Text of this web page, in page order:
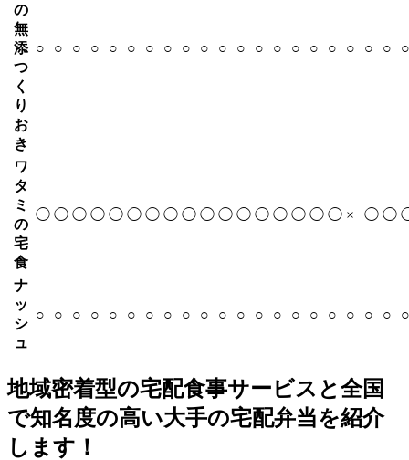
の
無
添
つ
く
り
お
き
○ ○ ○ ○ ○ ○ ○ ○ ○ ○ ○ ○ ○ ○ ○ ○ ○ ○ ○ ○ ○
ワ
タ
ミ
の
宅
食
◯ ◯ ◯ ◯ ◯ ◯ ◯ ◯ ◯ ◯ ◯ ◯ ◯ ◯ ◯ ◯ ◯ × ◯ ◯
ナ
ッ
シ
ュ
○ ○ ○ ○ ○ ○ ○ ○ ○ ○ ○ ○ ○ ○ ○ ○ ○ ○ ○ ○ ○
地域密着型の宅配食事サービスと全国
で知名度の高い大手の宅配弁当を紹介
します！